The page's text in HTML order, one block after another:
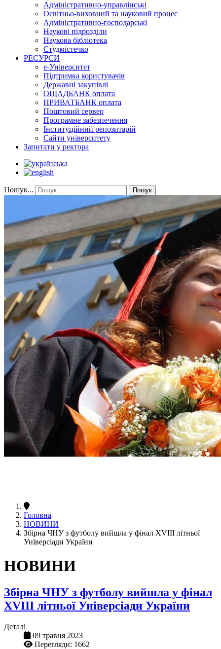
Адміністративно-управлінські
Освітньо-виховний та науковий процес
Адміністративно-господарські
Наукові підрозділи
Наукова бібліотека
Студмістечко
РЕСУРСИ
е-Університет
Підтримка користувачів
Державні закупівлі
ОЩАДБАНК оплата
ПРИВАТБАНК оплата
Поштовий сервер
Програмне забезпечення
Інституційний репозитарій
Сайти університету
Запитати у ректора
Пошук... Пошук
Головна
НОВИНИ
Збірна ЧНУ з футболу вийшла у фінал XVIII літньої
Універсіади України
НОВИНИ
Збірна ЧНУ з футболу вийшла у фінал
XVIII літньої Універсіади України
Деталі
09 травня 2023
Перегляди: 1662